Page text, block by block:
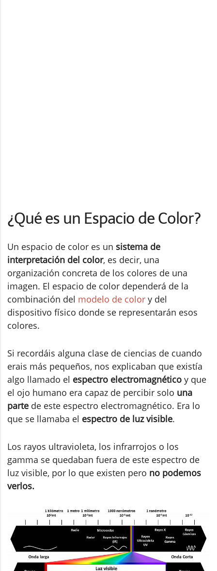
¿Qué es un Espacio de Color?
Un espacio de color es un sistema de
interpretación del color, es decir, una
organización concreta de los colores de una
imagen. El espacio de color dependerá de la
combinación del modelo de color y del
dispositivo físico donde se representarán esos
colores.
Si recordáis alguna clase de ciencias de cuando
erais más pequeños, nos explicaban que existía
algo llamado el espectro electromagnético y que
el ojo humano era capaz de percibir solo una
parte de este espectro electromagnético. Era lo
que se llamaba el espectro de luz visible.
Los rayos ultravioleta, los infrarrojos o los
gamma se quedaban fuera de este espectro de
luz visible, por lo que existen pero no podemos
verlos.